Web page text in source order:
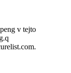
v tejto